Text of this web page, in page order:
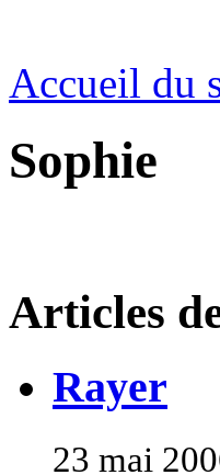
Accueil du
Sophie
Articles
Rayer
23 mai